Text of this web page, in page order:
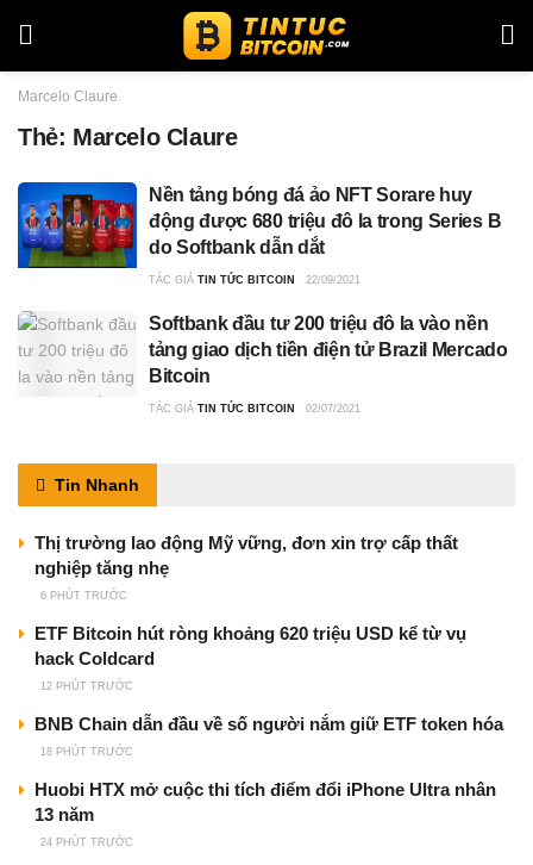
Marcelo Claure
Thẻ: Marcelo Claure
Nền tảng bóng đá ảo NFT Sorare huy
động được 680 triệu đô la trong Series B
do Softbank dẫn dắt
TÁC GIẢ TIN TỨC BITCOIN 22/09/2021
Softbank đầu tư 200 triệu đô la vào nền
tảng giao dịch tiền điện tử Brazil Mercado
Bitcoin
TÁC GIẢ TIN TỨC BITCOIN 02/07/2021
Tin Nhanh
Thị trường lao động Mỹ vững, đơn xin trợ cấp thất
nghiệp tăng nhẹ
6 PHÚT TRƯỚC
ETF Bitcoin hút ròng khoảng 620 triệu USD kể từ vụ
hack Coldcard
12 PHÚT TRƯỚC
BNB Chain dẫn đầu về số người nắm giữ ETF token hóa
18 PHÚT TRƯỚC
Huobi HTX mở cuộc thi tích điểm đổi iPhone Ultra nhân
13 năm
24 PHÚT TRƯỚC